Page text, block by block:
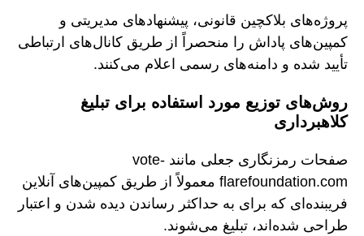
پروژه‌های بلاکچین قانونی، پیشنهادهای مدیریتی و
کمپین‌های پاداش را منحصراً از طریق کانال‌های ارتباطی
تأیید شده و دامنه‌های رسمی اعلام می‌کنند.
روش‌های توزیع مورد استفاده برای تبلیغ
کلاهبرداری
صفحات رمزنگاری جعلی مانند vote-
flarefoundation.com معمولاً از طریق کمپین‌های آنلاین
فریبنده‌ای که برای به حداکثر رساندن دیده شدن و اعتبار
طراحی شده‌اند، تبلیغ می‌شوند.